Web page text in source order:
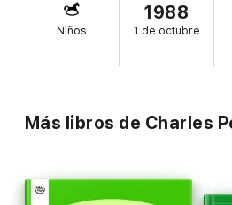
Niños
1988
1 de octubre
Más libros de Charles